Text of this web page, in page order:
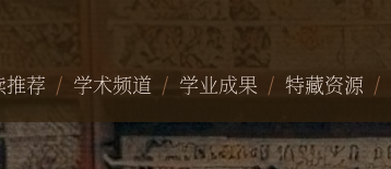
推荐 学术频道 学业成果 特藏资源